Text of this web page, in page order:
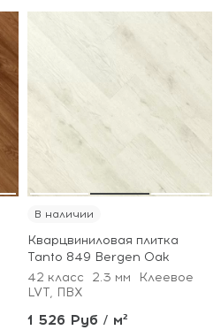
В наличии
Кварцвиниловая плитка
Tanto 849 Bergen Oak
42 класс
2.3 мм
Клеевое
LVT, ПВХ
1 526 Руб / м²